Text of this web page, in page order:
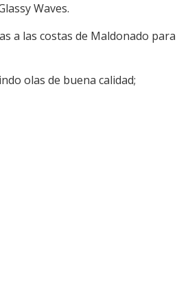
Waves.
a las costas de Maldonado para
olas de buena calidad;